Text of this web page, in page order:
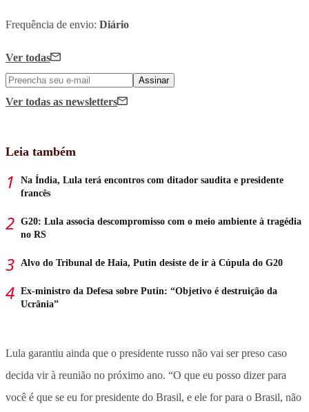
Frequência de envio: Diário
Ver todas
Assinar
Ver todas as newsletters
Leia também
Na Índia, Lula terá encontros com ditador saudita e presidente
francês
G20: Lula associa descompromisso com o meio ambiente à tragédia
no RS
Alvo do Tribunal de Haia, Putin desiste de ir à Cúpula do G20
Ex-ministro da Defesa sobre Putin: “Objetivo é destruição da
Ucrânia”
Lula garantiu ainda que o presidente russo não vai ser preso caso
decida vir à reunião no próximo ano. “O que eu posso dizer para
você é que se eu for presidente do Brasil, e ele for para o Brasil, não